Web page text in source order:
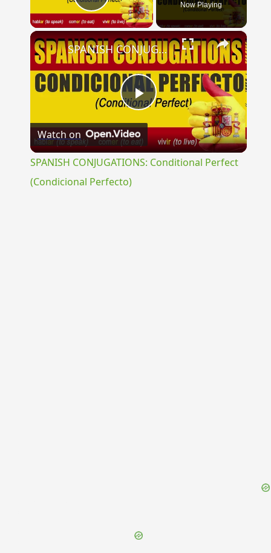
Play Video Now Playing
×
Play
Video
SPANISH CONJUGATIONS: Conditional Perfect (Condicional Perfecto)
Watch on
SPANISH CONJUGATIONS: Conditional Perfect
(Condicional Perfecto)